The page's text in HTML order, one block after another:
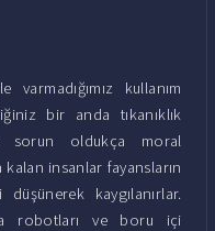
kullanım
bir anda tıkanıklık
sorun oldukça moral
kalan insanlar fayansların
kaygılanırlar.
robotları ve boru içi